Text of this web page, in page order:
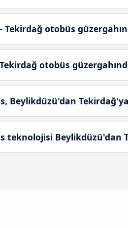
Tekirdağ otobüs
otobüs
Beylikdüzü'dan
teknolojisi Beylikdüzü'dan